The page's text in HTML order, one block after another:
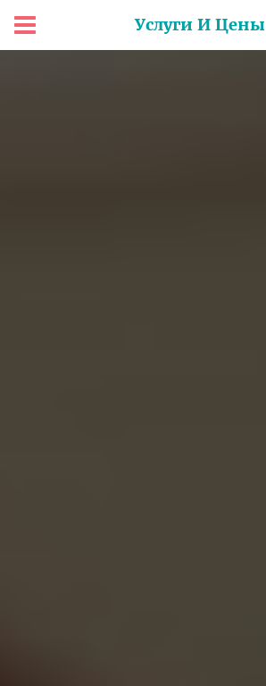
Услуги И Цены